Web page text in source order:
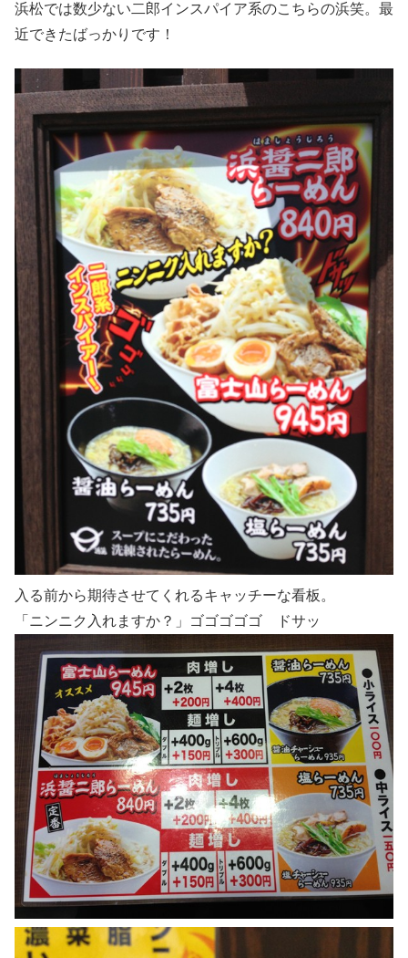
浜松では数少ない二郎インスパイア系のこちらの浜笑。最
近できたばっかりです！
入る前から期待させてくれるキャッチーな看板。
「ニンニク入れますか？」ゴゴゴゴゴ ドサッ